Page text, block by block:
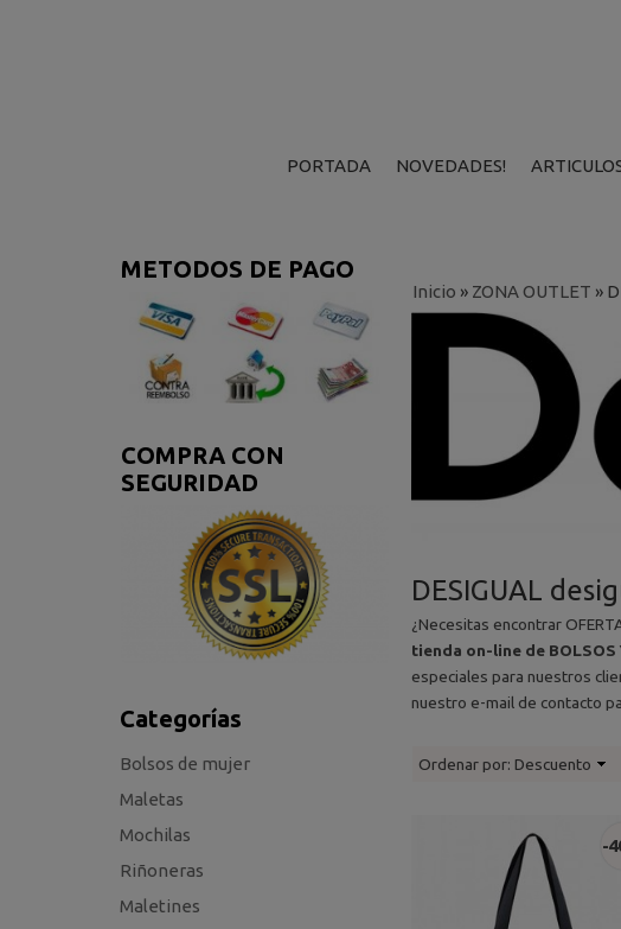
PORTADA NOVEDADES!
METODOS DE PAGO
COMPRA CON
SEGURIDAD
Categorías
Bolsos de mujer
Maletas
Mochilas
Riñoneras
Maletines
Inicio » ZONA OUTLET »
DESIGUAL
¿Necesitas encontrar
tienda on-line de BOLSOS
especiales para nuestros
nuestro e-mail de contacto
Ordenar por: Descuento
-